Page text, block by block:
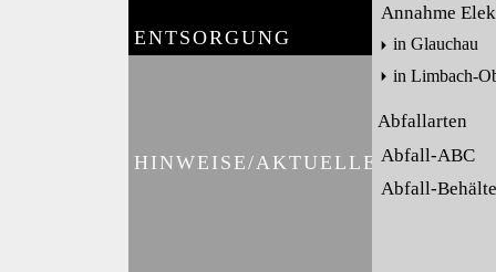
ENTSORGUNG
Annahme
in Glauchau
in Limbach-
Abfallarten
Abfall-ABC
Abfall-
HINWEISE/AKTUELLES